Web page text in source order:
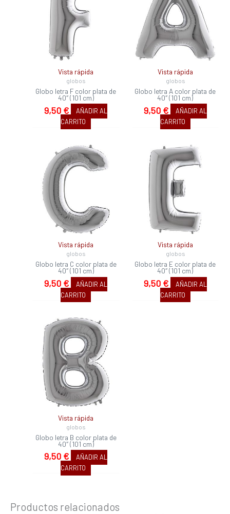
Vista rápida
globos
Globo letra F color plata de
40″ (101 cm)
9,50 €
AÑADIR AL
CARRITO
Vista rápida
globos
Globo letra A color plata de
40″ (101 cm)
9,50 €
AÑADIR AL
CARRITO
Vista rápida
globos
Globo letra C color plata de
40″ (101 cm)
9,50 €
AÑADIR AL
CARRITO
Vista rápida
globos
Globo letra E color plata de
40″ (101 cm)
9,50 €
AÑADIR AL
CARRITO
Vista rápida
globos
Globo letra B color plata de
40″ (101 cm)
9,50 €
AÑADIR AL
CARRITO
Productos relacionados